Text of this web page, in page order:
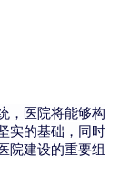
，医院将能够构
实的基础，同时
院建设的重要组